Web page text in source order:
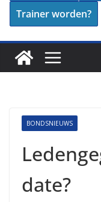
Trainer worden?
BONDSNIEUWS
date?